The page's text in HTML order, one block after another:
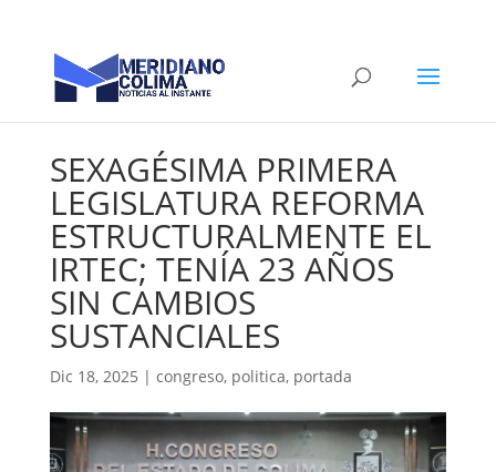
SEXAGÉSIMA PRIMERA
LEGISLATURA REFORMA
ESTRUCTURALMENTE EL
IRTEC; TENÍA 23 AÑOS
SIN CAMBIOS
SUSTANCIALES
Dic 18, 2025 | congreso, politica, portada